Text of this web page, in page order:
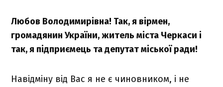
Любов Володимирівна! Так, я вірмен,
громадянин України, житель міста Черкаси і
так, я підприємець та депутат міської ради!
Навідміну від Вас я не є чиновником, і не